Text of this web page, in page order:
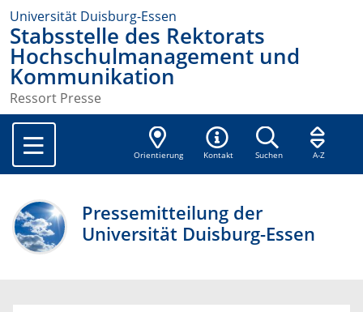
Universität Duisburg-Essen
Stabsstelle des Rektorats
Hochschulmanagement und
Kommunikation
Ressort Presse
Orientierung Kontakt Suchen A-Z
Pressemitteilung der
Universität Duisburg-Essen